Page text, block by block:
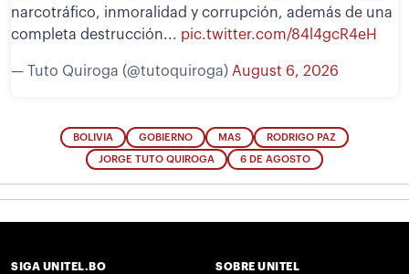
narcotráfico, inmoralidad y corrupción, además de una
completa destrucción... pic.twitter.com/84l4gcR4eH
— Tuto Quiroga (@tutoquiroga) August 6, 2026
BOLIVIA GOBIERNO MAS RODRIGO PAZ
JORGE TUTO QUIROGA 6 DE AGOSTO
SIGA UNITEL.BO SOBRE UNITEL